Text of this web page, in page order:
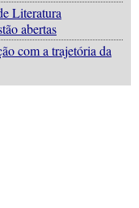
Literatura
abertas
com a trajetória da